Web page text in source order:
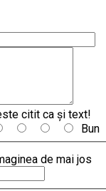
citit ca şi text!
Bun
de mai jos